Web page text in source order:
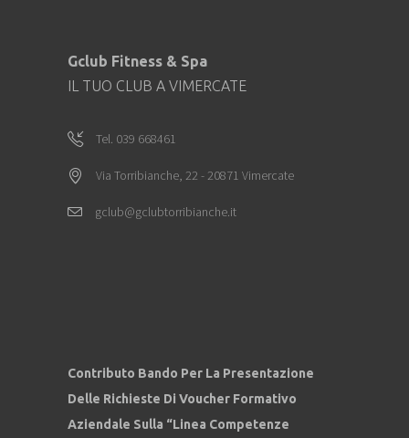
Gclub Fitness & Spa
IL TUO CLUB A VIMERCATE
Tel. 039 668461
Via Torribianche, 22 - 20871 Vimercate
gclub@gclubtorribianche.it
Contributo Bando Per La Presentazione
Delle Richieste Di Voucher Formativo
Aziendale Sulla “Linea Competenze